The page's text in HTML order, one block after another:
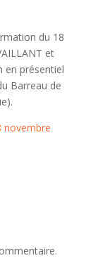
du 18
et
en présentiel
Barreau de
novembre